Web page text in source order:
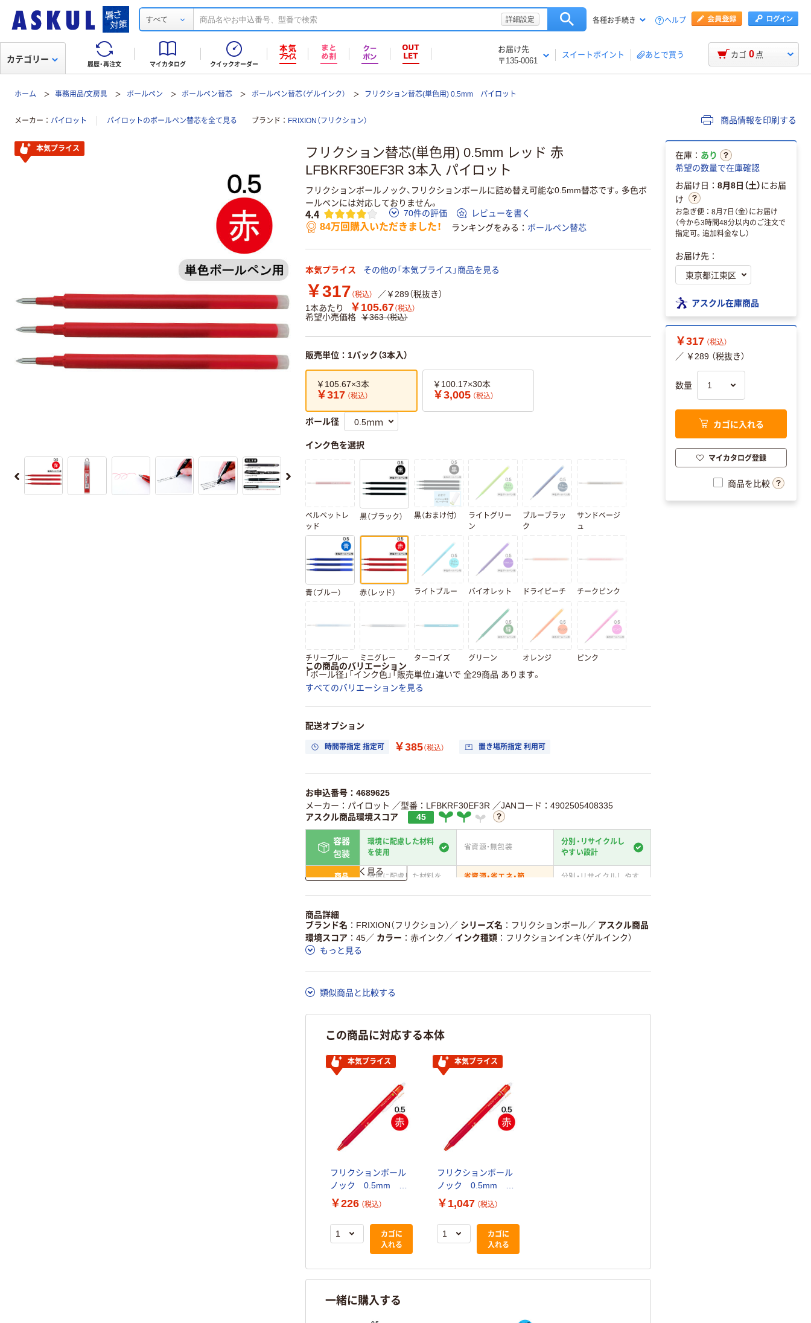
すべて 詳細設定 各種お手続き ヘルプ
履歴・再注文 マイカタログ クイックオーダー
お届け先
〒135-0061
スイートポイント あとで買う
カテゴリー カゴ 0 点
ホーム 事務用品/文房具 ボールペン ボールペン替芯 ボールペン替芯（ゲルインク） フリクション替芯(単色用) 0.5mm パイロット
メーカー パイロット パイロットのボールペン替芯を全て見る ブランド FRIXION（フリクション） 商品情報を印刷する
フリクション替芯(単色用) 0.5mm レッド 赤
LFBKRF30EF3R 3本入 パイロット
フリクションボールノック、フリクションボールに詰め替え可能な0.5mm替芯です。多色ボ
ールペンには対応しておりません。
4.4 70件の評価 レビューを書く
84万回購入いただきました！ ランキングをみる ボールペン替芯
本気プライス その他の「本気プライス」商品を見る
￥317 （税込）
／￥289（税抜き）
1本あたり
￥105.67（税込）
希望小売価格 ￥363 （税込）
販売単位：1パック（3本入）
￥105.67×3本
￥317 （税込）
￥100.17×30本
￥3,005 （税込）
ボール径
インク色を選択
ベルベットレ
ッド
黒（ブラック） 黒（おまけ付）
ライトグリー
ン
ブルーブラッ
ク
サンドベージ
ュ
青（ブルー） 赤（レッド） ライトブルー バイオレット ドライピーチ チークピンク
チリーブルー ミニグレー ターコイズ グリーン オレンジ ピンク
この商品のバリエーション
「ボール径」「インク色」「販売単位」違いで 全29商品 あります。
すべてのバリエーションを見る
配送オプション
時間帯指定 指定可 ￥385（税込） 置き場所指定 利用可
お申込番号：4689625
メーカー：パイロット ／型番：LFBKRF30EF3R ／JANコード：4902505408335
アスクル商品環境スコア
45
容器
包装
環境に配慮した材料
を使用
省資源・無包装
分別・リサイクルし
やすい設計
商品
環境に配慮した材料を
省資源・省エネ・節
分別・リサイクルしやす
仕組
ある
いる
削減
この商品の環境配慮ポイントです。詳しくはページ下部の商品詳細「 アスクル商品環境スコ
ア詳細／加点項目
詳しく見る
商品詳細
ブランド名
FRIXION（フリクション） ／ シリーズ名 フリクションボール／ アスクル商品
環境スコア
45／ カラー 赤インク ／ インク種類
フリクションインキ（ゲルインク）
もっと見る
類似商品と比較する
この商品に対応する本体
本気プライス
フリクションボール
ノック 0.5mm
赤 消せるボールペ
ン LFBK-23EF-R
パイロット
￥226 （税込）
カゴに
入れる
本気プライス
フリクションボール
ノック 0.5mm
赤 消せるボールペ
ン 5本 LFBK-
23EF-R パイロット
￥1,047 （税込）
カゴに
入れる
一緒に購入する
本気プライス
在庫： あり
希望の数量で在庫確認
お届け日： 8月8日（土）にお届
け
お急ぎ便：8月7日（金）にお届け
（今から3時間48分以内のご注文で
指定可。追加料金なし）
お届け先：
アスクル在庫商品
￥317 （税込）
／ ￥289 （税抜き）
数量
カゴに入れる
マイカタログ登録
商品を比較